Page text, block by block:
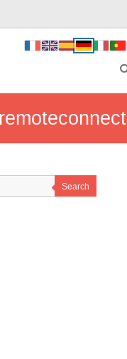
Search